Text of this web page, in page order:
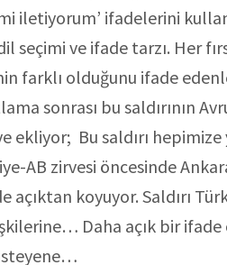
iletiyorum’ ifadelerini
seçimi ve ifade tarzı. Her
farklı olduğunu ifade
sonrası bu saldırının
ekliyor; Bu saldırı hepimize
AB zirvesi öncesinde
açıktan koyuyor. Saldırı
Daha açık bir ifade